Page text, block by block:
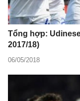
Tổng hợp:
2017/18)
06/05/2018